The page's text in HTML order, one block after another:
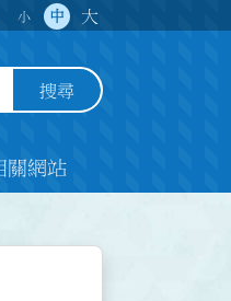
小 中 大
搜尋
關網站